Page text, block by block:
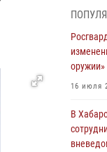
День
01
краю
состава
оружии»
16 июля
В